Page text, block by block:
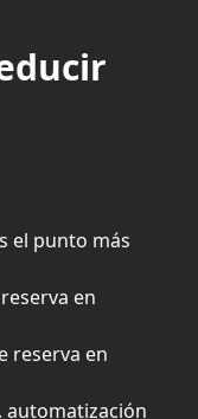
el punto más
en
reserva en
automatización